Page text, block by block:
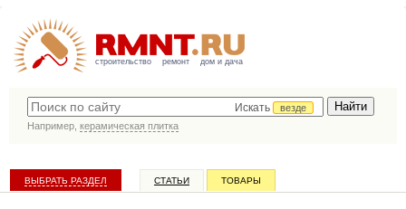
строительство ремонт дом и дача
Искать
везде
Например, керамическая плитка
ВЫБРАТЬ РАЗДЕЛ СТАТЬИ ТОВАРЫ